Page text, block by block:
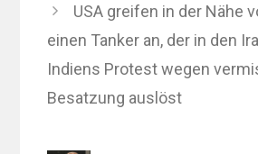
USA greifen in der Nähe
einen Tanker an, der in den
Indiens Protest wegen
Besatzung auslöst